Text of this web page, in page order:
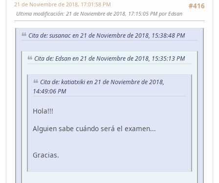
#416
21 de Noviembre de 2018, 17:01:58 PM
Ultima modificación: 21 de Noviembre de 2018, 17:15:05 PM por Edsan
Cita de: susanac en 21 de Noviembre de 2018, 15:38:48 PM
Cita de: Edsan en 21 de Noviembre de 2018, 15:35:13 PM
Cita de: katiatxiki en 21 de Noviembre de 2018,
14:49:06 PM
Hola!!!
Alguien sabe cuándo será el examen...
Gracias.